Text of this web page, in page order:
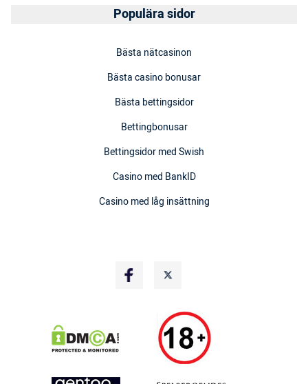
Populära sidor
Bästa nätcasinon
Bästa casino bonusar
Bästa bettingsidor
Bettingbonusar
Bettingsidor med Swish
Casino med BankID
Casino med låg insättning